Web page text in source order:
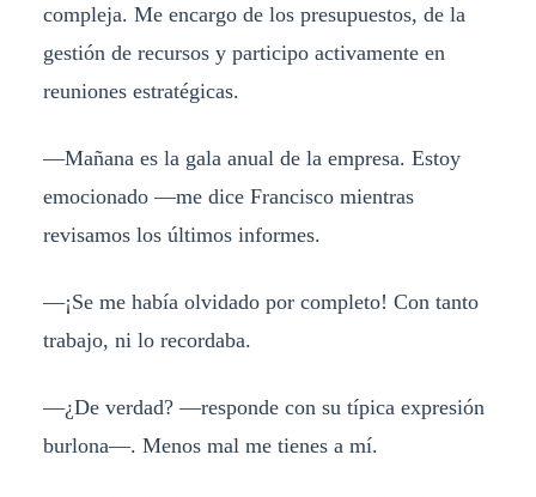
compleja. Me encargo de los presupuestos, de la
gestión de recursos y participo activamente en
reuniones estratégicas.
—Mañana es la gala anual de la empresa. Estoy
emocionado —me dice Francisco mientras
revisamos los últimos informes.
—¡Se me había olvidado por completo! Con tanto
trabajo, ni lo recordaba.
—¿De verdad? —responde con su típica expresión
burlona—. Menos mal me tienes a mí.